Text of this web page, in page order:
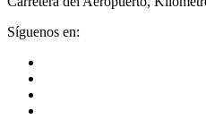
Síguenos en: